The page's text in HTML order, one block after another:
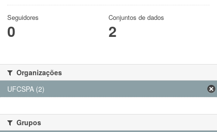
Seguidores
0
Conjuntos de dados
2
Organizações
UFCSPA (2)
Grupos